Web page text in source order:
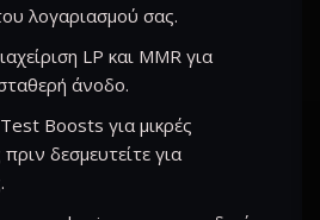
λογαριασμού σας.
LP και MMR για
άνοδο.
Boosts για μικρές
δεσμευτείτε για